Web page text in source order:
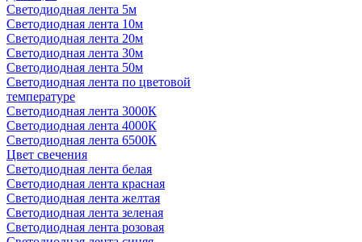
Светодиодная лента 5м
Светодиодная лента 10м
Светодиодная лента 20м
Светодиодная лента 30м
Светодиодная лента 50м
Светодиодная лента по цветовой
температуре
Светодиодная лента 3000К
Светодиодная лента 4000К
Светодиодная лента 6500К
Цвет свечения
Светодиодная лента белая
Светодиодная лента красная
Светодиодная лента желтая
Светодиодная лента зеленая
Светодиодная лента розовая